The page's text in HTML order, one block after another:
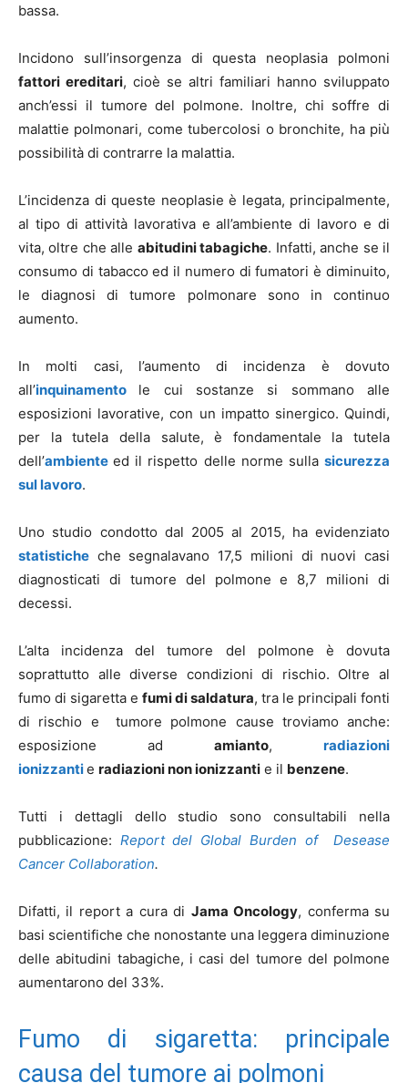
bassa.
Incidono sull’insorgenza di questa neoplasia polmoni
fattori ereditari, cioè se altri familiari hanno sviluppato
anch’essi il tumore del polmone. Inoltre, chi soffre di
malattie polmonari, come tubercolosi o bronchite, ha più
possibilità di contrarre la malattia.
L’incidenza di queste neoplasie è legata, principalmente,
al tipo di attività lavorativa e all’ambiente di lavoro e di
vita, oltre che alle abitudini tabagiche. Infatti, anche se il
consumo di tabacco ed il numero di fumatori è diminuito,
le diagnosi di tumore polmonare sono in continuo
aumento.
In molti casi, l’aumento di incidenza è dovuto
all’inquinamento le cui sostanze si sommano alle
esposizioni lavorative, con un impatto sinergico. Quindi,
per la tutela della salute, è fondamentale la tutela
dell’ambiente ed il rispetto delle norme sullasicurezza
sul lavoro.
Uno studio condotto dal 2005 al 2015, ha evidenziato
statistiche che segnalavano 17,5 milioni di nuovi casi
diagnosticati di tumore del polmone e 8,7 milioni di
decessi.
L’alta incidenza del tumore del polmone è dovuta
soprattutto alle diverse condizioni di rischio. Oltre al
fumo di sigaretta e fumi di saldatura, tra le principali fonti
di rischio e tumore polmone cause troviamo anche:
esposizione ad amianto, radiazioni
ionizzantie radiazioni non ionizzanti e il benzene.
Tutti i dettagli dello studio sono consultabili nella
pubblicazione: Report del Global Burden of Desease
Cancer Collaboration.
Difatti, il report a cura di Jama Oncology, conferma su
basi scientifiche che nonostante una leggera diminuzione
delle abitudini tabagiche, i casi del tumore del polmone
aumentarono del 33%.
Fumo di sigaretta: principale
causa del tumore ai polmoni